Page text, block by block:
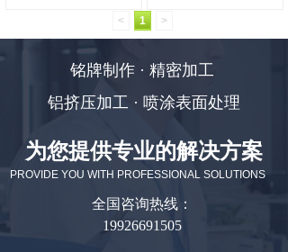
< 1 >
铭牌制作 · 精密加工
铝挤压加工 · 喷涂表面处理
为您提供专业的解决方案
PROVIDE YOU WITH PROFESSIONAL SOLUTIONS
全国咨询热线：
19926691505